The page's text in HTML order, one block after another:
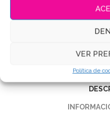
VER
Política de
Galletas de
Galletas